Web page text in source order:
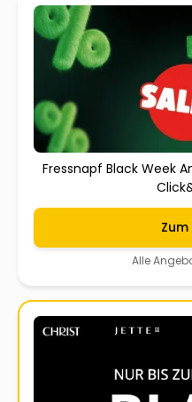
Fressnapf Black Week
Alle